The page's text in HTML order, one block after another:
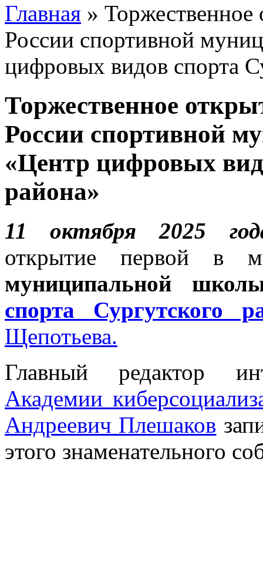
Главная » Торжественное
России спортивной
цифровых видов спорта
Торжественное
России спортивной
«Центр цифровых
района»
11 октября 2025
открытие первой в
муниципальной
спорта Сургутского
Щепотьева.
Главный редактор
Академии
Андреевич Плешаков
этого знаменательного